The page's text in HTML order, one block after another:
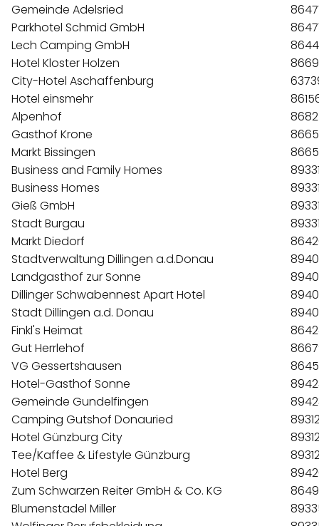
Gemeinde Adelsried
Parkhotel Schmid GmbH
Lech Camping GmbH
Hotel Kloster Holzen
City-Hotel Aschaffenburg
Hotel einsmehr
Alpenhof
Gasthof Krone
Markt Bissingen
Business and Family Homes
Business Homes
Gieß GmbH
Stadt Burgau
Markt Diedorf
Stadtverwaltung Dillingen a.d.Donau
Landgasthof zur Sonne
Dillinger Schwabennest Apart Hotel
Stadt Dillingen a.d. Donau
Finkl's Heimat
Gut Herrlehof
VG Gessertshausen
Hotel-Gasthof Sonne
Gemeinde Gundelfingen
Camping Gutshof Donauried
Hotel Günzburg City
Tee/Kaffee & Lifestyle Günzburg
Hotel Berg
Zum Schwarzen Reiter GmbH & Co. KG
Blumenstadel Miller